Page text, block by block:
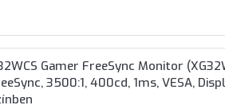
Gamer FreeSync Monitor
3500:1, 400cd, 1ms, VESA,